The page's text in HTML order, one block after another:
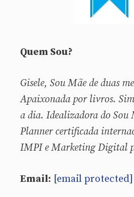
Quem Sou?
Gisele, Sou Mãe de duas
Apaixonada por livros.
a dia. Idealizadora do Sou
Planner certificada
IMPI e Marketing Digital
Email: [email protected]